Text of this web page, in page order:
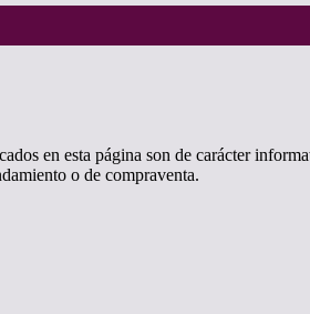
en esta página son de carácter
o de compraventa.